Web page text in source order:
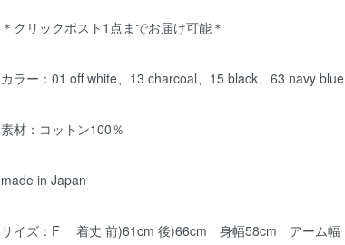
＊クリックポスト1点までお届け可能＊
カラー：01 off white、13 charcoal、15 black、63 navy blue
素材：コットン100％
made in Japan
サイズ：F 着丈 前)61cm 後)66cm 身幅58cm アーム幅